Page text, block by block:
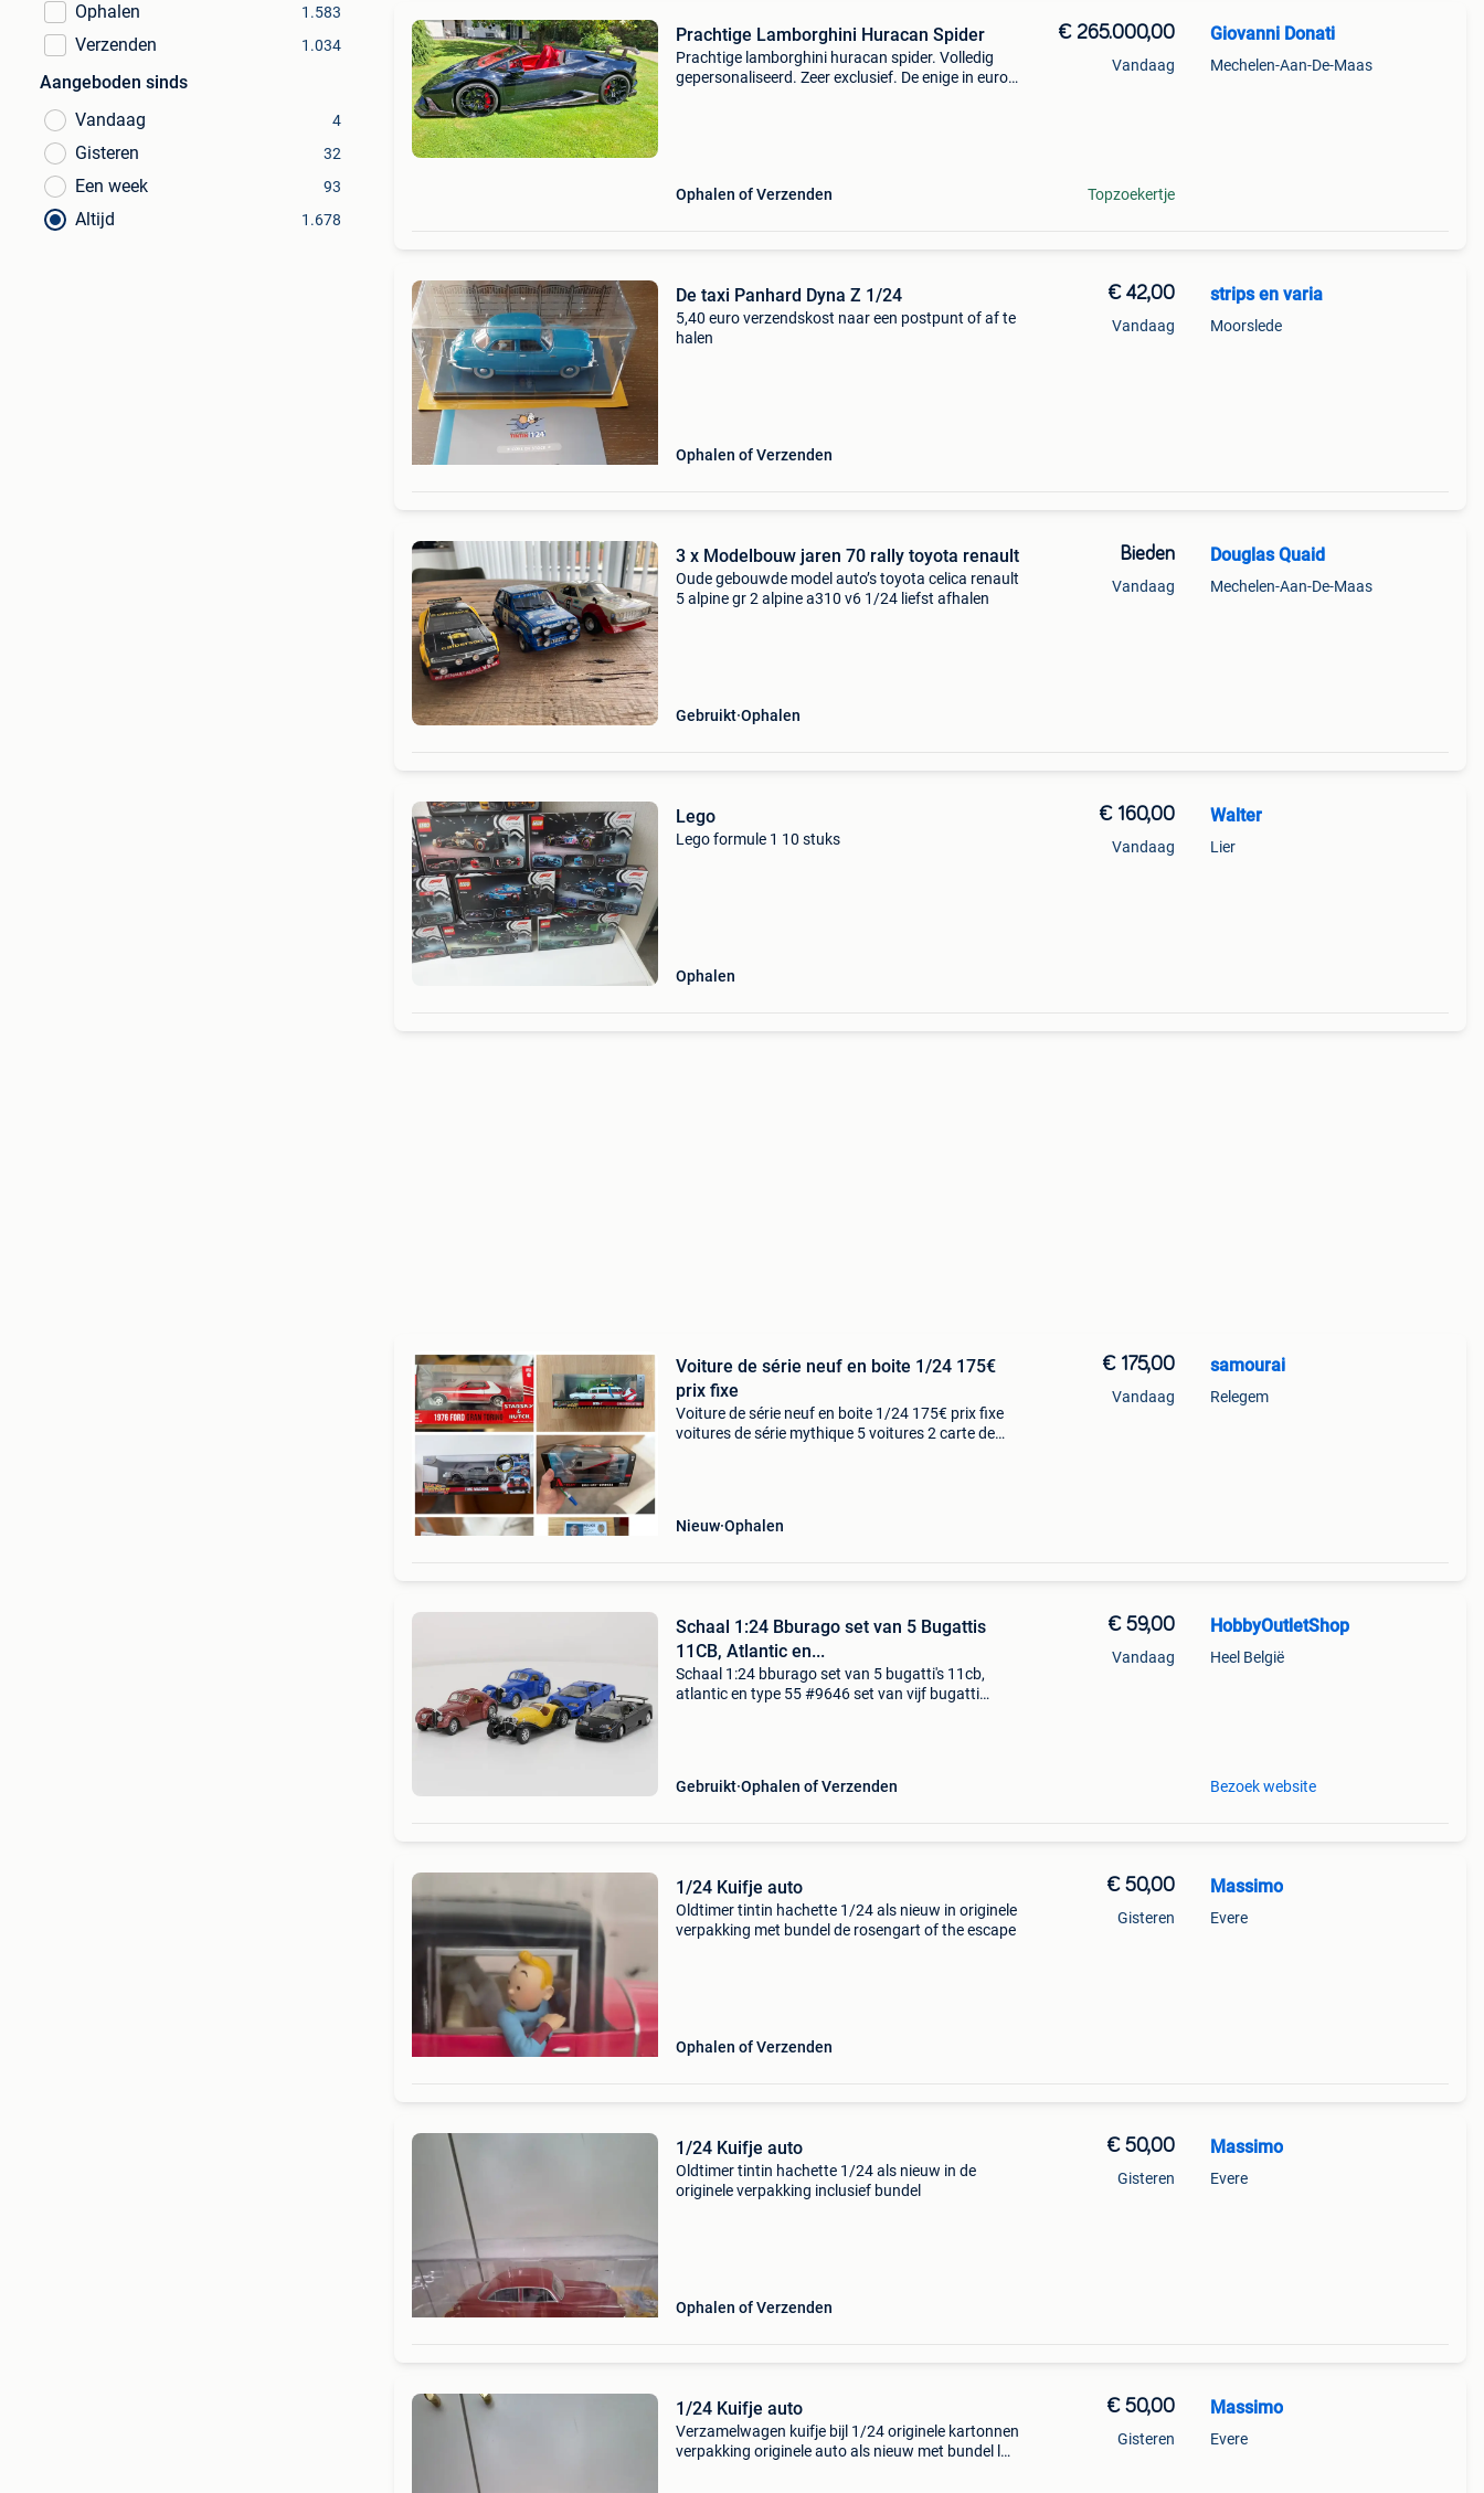
Ophalen
1.583
Verzenden 1.034
Aangeboden sinds
Vandaag
4
Gisteren 32
Een week 93
Altijd 1.678
Prachtige Lamborghini Huracan Spider
Prachtige lamborghini huracan spider. Volledig
gepersonaliseerd. Zeer exclusief. De enige in europa
Ophalen of Verzenden
€ 265.000,00
Vandaag
Topzoekertje
Giovanni Donati
Mechelen-Aan-De-Maas
De taxi Panhard Dyna Z 1/24
5,40 euro verzendskost naar een postpunt of af te
halen
Ophalen of Verzenden
€ 42,00
Vandaag
strips en varia
Moorslede
3 x Modelbouw jaren 70 rally toyota renault
Oude gebouwde model auto’s toyota celica renault
5 alpine gr 2 alpine a310 v6 1/24 liefst afhalen
Gebruikt Ophalen
Bieden
Vandaag
Douglas Quaid
Mechelen-Aan-De-Maas
Lego
Lego formule 1 10 stuks
Ophalen
€ 160,00
Vandaag
Walter
Lier
Voiture de série neuf en boite 1/24 175€
prix fixe
Voiture de série neuf en boite 1/24 175€ prix fixe
voitures de série mythique 5 voitures 2 carte de
Nieuw Ophalen
€ 175,00
Vandaag
samourai
Relegem
Schaal 1:24 Bburago set van 5 Bugattis
11CB, Atlantic en...
Schaal 1:24 bburago set van 5 bugatti's 11cb,
atlantic en type 55 #9646 set van vijf bugatti
Gebruikt Ophalen of Verzenden
€ 59,00
Vandaag
HobbyOutletShop
Heel België
Bezoek website
1/24 Kuifje auto
Oldtimer tintin hachette 1/24 als nieuw in originele
verpakking met bundel de rosengart of the escape
Ophalen of Verzenden
€ 50,00
Gisteren
Massimo
Evere
1/24 Kuifje auto
Oldtimer tintin hachette 1/24 als nieuw in de
originele verpakking inclusief bundel
Ophalen of Verzenden
€ 50,00
Gisteren
Massimo
Evere
1/24 Kuifje auto
Verzamelwagen kuifje bijl 1/24 originele kartonnen
verpakking originele auto als nieuw met bundel l
€ 50,00
Gisteren
Massimo
Evere